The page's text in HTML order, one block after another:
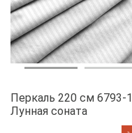
Перкаль 220 см 6793-1
Лунная соната